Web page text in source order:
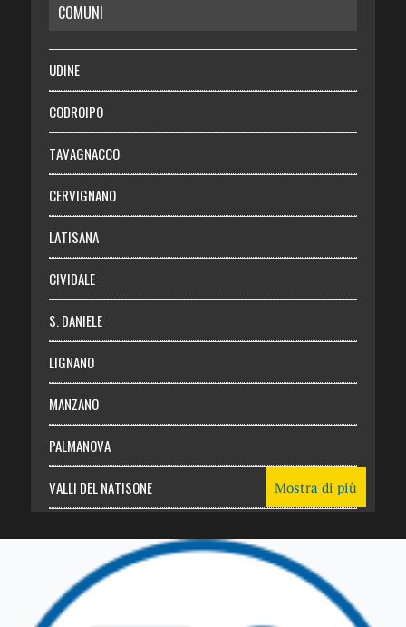
RISPARMIO
SALUTE
Necrologie
Chi siamo
Abbonati
Login
COMUNI
UDINE
CODROIPO
TAVAGNACCO
CERVIGNANO
LATISANA
CIVIDALE
S. DANIELE
LIGNANO
MANZANO
PALMANOVA
VALLI DEL NATISONE
TRICESIMO
TARCENTO
Mostra di più